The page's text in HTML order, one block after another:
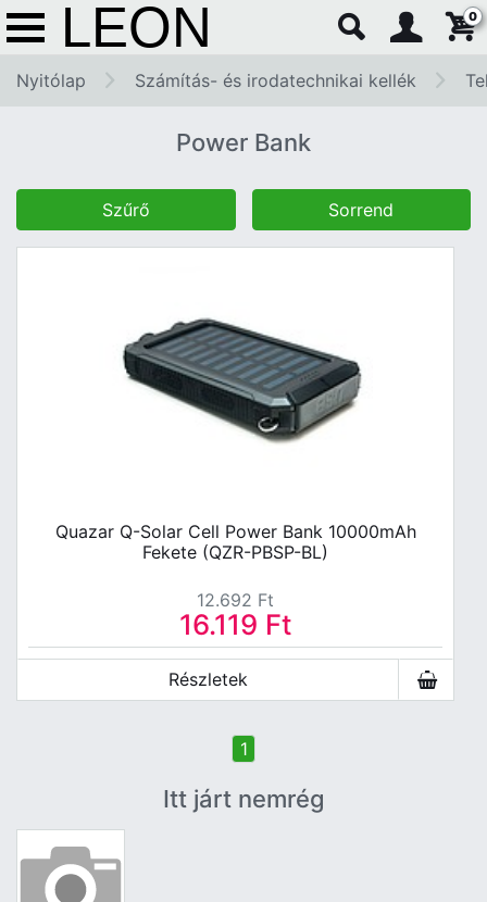
0
Nyitólap Számítás- és irodatechnikai kellék
Power Bank
Szűrő Sorrend
Quazar Q-Solar Cell Power Bank 10000mAh
Fekete (QZR-PBSP-BL)
12.692 Ft
16.119 Ft
Részletek
1
Itt járt nemrég